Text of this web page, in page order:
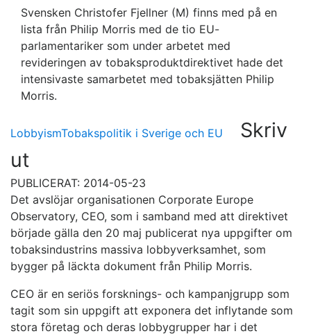
Svensken Christofer Fjellner (M) finns med på en
lista från Philip Morris med de tio EU-
parlamentariker som under arbetet med
revideringen av tobaksproduktdirektivet hade det
intensivaste samarbetet med tobaksjätten Philip
Morris.
LobbyismTobakspolitik i Sverige och EU
Skriv
ut
PUBLICERAT: 2014-05-23
Det avslöjar organisationen Corporate Europe
Observatory, CEO, som i samband med att direktivet
började gälla den 20 maj publicerat nya uppgifter om
tobaksindustrins massiva lobbyverksamhet, som
bygger på läckta dokument från Philip Morris.
CEO är en seriös forsknings- och kampanjgrupp som
tagit som sin uppgift att exponera det inflytande som
stora företag och deras lobbygrupper har i det